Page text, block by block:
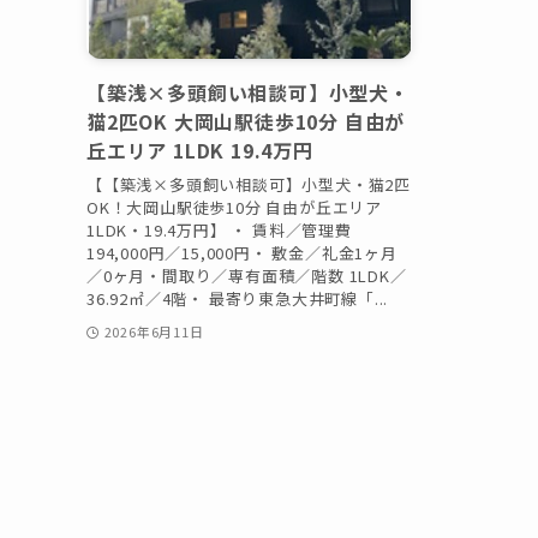
【築浅×多頭飼い相談可】小型犬・
猫2匹OK 大岡山駅徒歩10分 自由が
丘エリア 1LDK 19.4万円
【【築浅×多頭飼い相談可】小型犬・猫2匹
OK！大岡山駅徒歩10分 自由が丘エリア
1LDK・19.4万円】 ・ 賃料／管理費
194,000円／15,000円・ 敷金／礼金1ヶ月
／0ヶ月・間取り／専有面積／階数 1LDK／
36.92㎡／4階・ 最寄り東急大井町線「...
2026年6月11日